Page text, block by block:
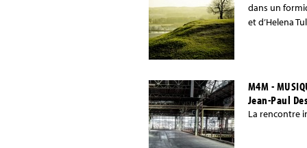
dans un
et d’Helena
M4M -
Jean-Paul
La rencontre